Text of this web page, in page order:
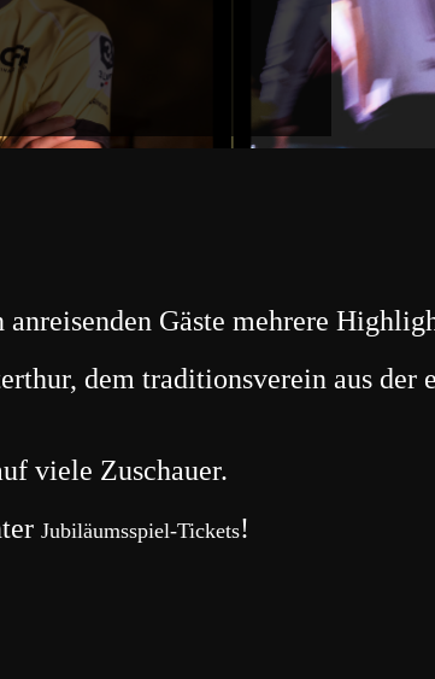
Gäste mehrere
dem traditionsverein aus der
viele Zuschauer.
Jubiläumsspiel-Tickets!